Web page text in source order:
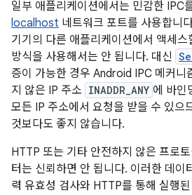
일부 애플리케이션에서는 민감한 IPC
localhost 네트워크 포트를 사용합니
기기의 다른 애플리케이션에서 액세
방식을 사용해서는 안 됩니다. 대신
증이 가능한 경우 Android IPC 메커니
지 않은 IP 주소 INADDR_ANY 에 바인
모든 IP 주소에서 요청을 받을 수 있으
것보다도 좋지 않습니다.
HTTP 또는 기타 안전하지 않은 프로
터는 신뢰하면 안 됩니다. 이러한 데이
력 유효성 검사와 HTTP를 통해 실행